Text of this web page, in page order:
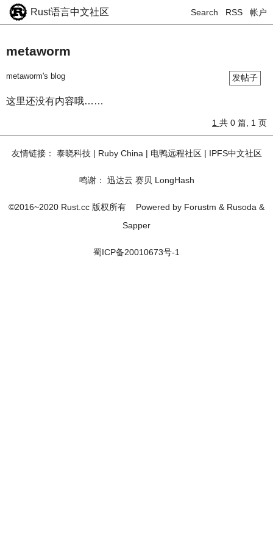
Rust语言中文社区 Search RSS 帐户
metaworm
发帖子
metaworm's blog
这里还没有内容哦……
1 共 0 篇, 1 页
友情链接： 泰晓科技| Ruby China | 电鸭远程社区| IPFS中文社区
鸣谢： 迅达云 赛贝 LongHash
©2016~2020 Rust.cc 版权所有 Powered by Forustm & Rusoda &
Sapper
蜀ICP备20010673号-1